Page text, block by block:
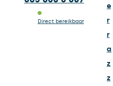
e
r
r
a
z
z
Direct bereikbaar